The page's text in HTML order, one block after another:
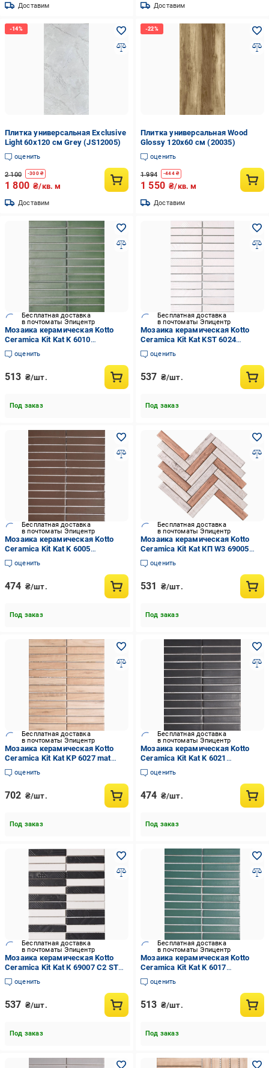
Доставим Доставим
Плитка универсальная Exclusive
Light 60x120 см Grey (JS12005)
оценить
2 100 -300₴
1 800 ₴/кв. м
Доставим
Плитка универсальная Wood
Glossy 120x60 см (20035)
оценить
1 994 -444₴
1 550 ₴/кв. м
Доставим
Бесплатная доставка
в почтоматы Эпицентр
Мозаика керамическая Kotto
Ceramica Kit Kat K 6010
252x300х9 мм Forestgreen
(003854)
оценить
513 ₴/шт.
Под заказ
Бесплатная доставка
в почтоматы Эпицентр
Мозаика керамическая Kotto
Ceramica Kit Kat KST 6024
252x300x9 мм 23x124 мм White
(003837)
оценить
537 ₴/шт.
Под заказ
Бесплатная доставка
в почтоматы Эпицентр
Мозаика керамическая Kotto
Ceramica Kit Kat K 6005
252x300x9 мм Coffee Brown
(003832)
оценить
474 ₴/шт.
Под заказ
Бесплатная доставка
в почтоматы Эпицентр
Мозаика керамическая Kotto
Ceramica Kit Kat КП W3 69005
prints 35/36/66 mat 313x327x9
мм 0,057 м2 (003846)
оценить
531 ₴/шт.
Под заказ
Бесплатная доставка
в почтоматы Эпицентр
Мозаика керамическая Kotto
Ceramica Kit Kat KP 6027 mat
252x300x9 мм (003840)
оценить
702 ₴/шт.
Под заказ
Бесплатная доставка
в почтоматы Эпицентр
Мозаика керамическая Kotto
Ceramica Kit Kat K 6021
252x300x9 мм Black Mat
(003834)
оценить
474 ₴/шт.
Под заказ
Бесплатная доставка
в почтоматы Эпицентр
Мозаика керамическая Kotto
Ceramica Kit Kat К 69007 С2 ST
252x300x9 мм 23x124 мм
White/Black Mat (003836)
оценить
537 ₴/шт.
Под заказ
Бесплатная доставка
в почтоматы Эпицентр
Мозаика керамическая Kotto
Ceramica Kit Kat K 6017
252x300x9 мм 23x124 мм
Aquamarine (20459080)
оценить
513 ₴/шт.
Под заказ